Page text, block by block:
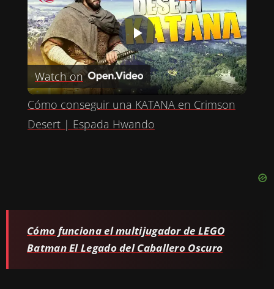
P
L
A
I
Watch on
Cómo conseguir una KATANA en Crimson
Desert | Espada Hwando
Cómo funciona el multijugador de LEGO
Batman El Legado del Caballero Oscuro